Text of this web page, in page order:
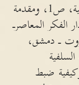
تقييد العلم، شبكة المشكاة الالكترونية، ص1، ومقدمة
المعاصرـ
ـ دمشق،
السلفية
ضبط